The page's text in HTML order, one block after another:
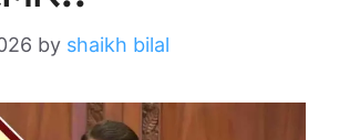
by shaikh bilal